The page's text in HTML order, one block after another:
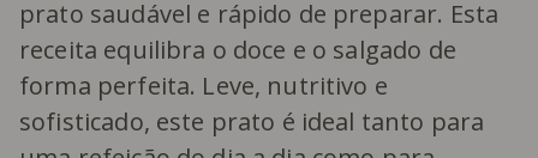
prato saudável e rápido de preparar. Esta
receita equilibra o doce e o salgado de
forma perfeita. Leve, nutritivo e
sofisticado, este prato é ideal tanto para